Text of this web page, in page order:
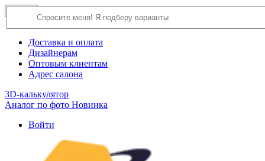
О компании
Доставка и оплата
Дизайнерам
Оптовым клиентам
Адрес салона
3D-калькулятор
Аналог по фото Новинка
Войти